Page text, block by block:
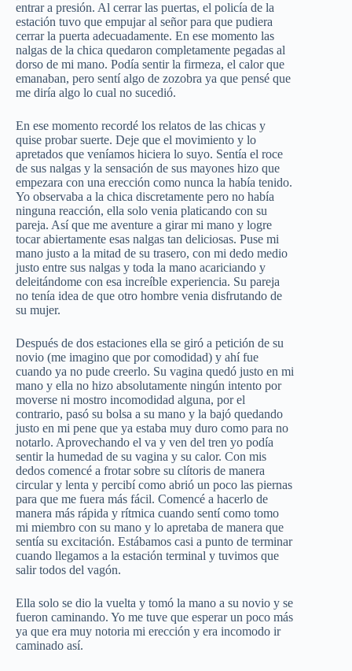
entrar a presión. Al cerrar las puertas, el policía de la
estación tuvo que empujar al señor para que pudiera
cerrar la puerta adecuadamente. En ese momento las
nalgas de la chica quedaron completamente pegadas al
dorso de mi mano. Podía sentir la firmeza, el calor que
emanaban, pero sentí algo de zozobra ya que pensé que
me diría algo lo cual no sucedió.
En ese momento recordé los relatos de las chicas y
quise probar suerte. Deje que el movimiento y lo
apretados que veníamos hiciera lo suyo. Sentía el roce
de sus nalgas y la sensación de sus mayones hizo que
empezara con una erección como nunca la había tenido.
Yo observaba a la chica discretamente pero no había
ninguna reacción, ella solo venia platicando con su
pareja. Así que me aventure a girar mi mano y logre
tocar abiertamente esas nalgas tan deliciosas. Puse mi
mano justo a la mitad de su trasero, con mi dedo medio
justo entre sus nalgas y toda la mano acariciando y
deleitándome con esa increíble experiencia. Su pareja
no tenía idea de que otro hombre venia disfrutando de
su mujer.
Después de dos estaciones ella se giró a petición de su
novio (me imagino que por comodidad) y ahí fue
cuando ya no pude creerlo. Su vagina quedó justo en mi
mano y ella no hizo absolutamente ningún intento por
moverse ni mostro incomodidad alguna, por el
contrario, pasó su bolsa a su mano y la bajó quedando
justo en mi pene que ya estaba muy duro como para no
notarlo. Aprovechando el va y ven del tren yo podía
sentir la humedad de su vagina y su calor. Con mis
dedos comencé a frotar sobre su clítoris de manera
circular y lenta y percibí como abrió un poco las piernas
para que me fuera más fácil. Comencé a hacerlo de
manera más rápida y rítmica cuando sentí como tomo
mi miembro con su mano y lo apretaba de manera que
sentía su excitación. Estábamos casi a punto de terminar
cuando llegamos a la estación terminal y tuvimos que
salir todos del vagón.
Ella solo se dio la vuelta y tomó la mano a su novio y se
fueron caminando. Yo me tuve que esperar un poco más
ya que era muy notoria mi erección y era incomodo ir
caminado así.